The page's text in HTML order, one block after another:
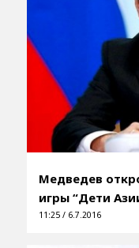
Медведев
игры “Дети
11:25 / 6.7.2016